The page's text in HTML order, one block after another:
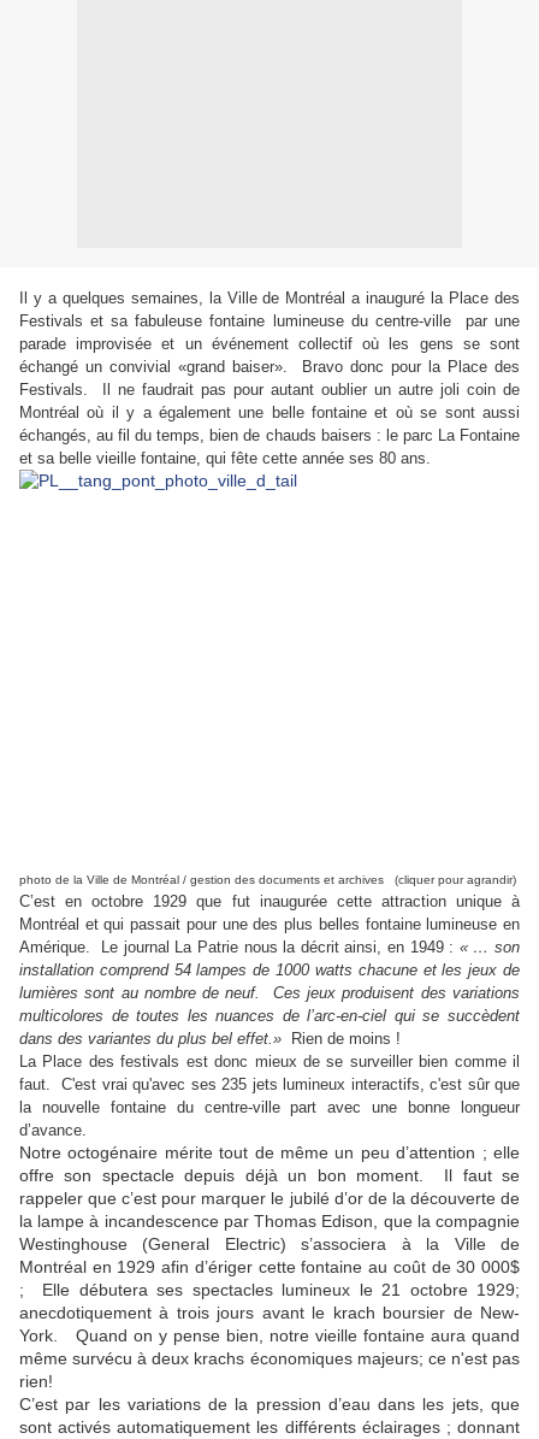
Il y a quelques semaines, la Ville de Montréal a inauguré la Place des
Festivals et sa fabuleuse fontaine lumineuse du centre-ville par une
parade improvisée et un événement collectif où les gens se sont
échangé un convivial «grand baiser». Bravo donc pour la Place des
Festivals. Il ne faudrait pas pour autant oublier un autre joli coin de
Montréal où il y a également une belle fontaine et où se sont aussi
échangés, au fil du temps, bien de chauds baisers : le parc La Fontaine
et sa belle vieille fontaine, qui fête cette année ses 80 ans.
photo de la Ville de Montréal / gestion des documents et archives (cliquer pour agrandir)
C’est en octobre 1929 que fut inaugurée cette attraction unique à
Montréal et qui passait pour une des plus belles fontaine lumineuse en
Amérique.
Le journal La Patrie nous la décrit ainsi, en 1949 : « … son
installation comprend 54 lampes de 1000 watts chacune et les jeux de
lumières sont au nombre de neuf.
Ces jeux produisent des variations
multicolores de toutes les nuances de l’arc-en-ciel qui se succèdent
dans des variantes du plus bel effet.»
Rien de moins !
La Place des festivals est donc mieux de se surveiller bien comme il
faut. C'est vrai qu'avec ses 235 jets lumineux interactifs, c'est sûr que
la nouvelle fontaine du centre-ville part avec une bonne longueur
d’avance.
Notre octogénaire mérite tout de même un peu d’attention ; elle
offre son spectacle depuis déjà un bon moment.
Il faut se
rappeler que c’est pour marquer le jubilé d’or de la découverte de
la lampe à incandescence par Thomas Edison, que la compagnie
Westinghouse (General Electric) s’associera à la Ville de
Montréal en 1929 afin d’ériger cette fontaine au coût de 30 000$
;
Elle débutera ses spectacles lumineux le 21 octobre 1929;
anecdotiquement à trois jours avant le krach boursier de New-
York.
Quand on y pense bien, notre vieille fontaine aura quand
même survécu à deux krachs économiques majeurs; ce n'est pas
rien!
C’est par les variations de la pression d’eau dans les jets, que
sont activés automatiquement les différents éclairages ; donnant